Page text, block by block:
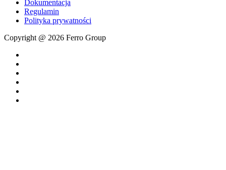
Dokumentacja
Regulamin
Polityka prywatności
Copyright @ 2026 Ferro Group